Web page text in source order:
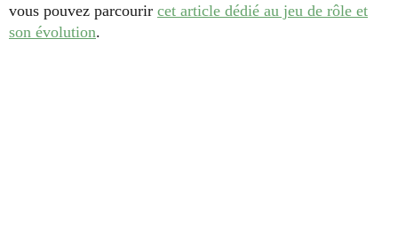
vous pouvez parcourir cet article dédié au jeu de rôle et
son évolution.